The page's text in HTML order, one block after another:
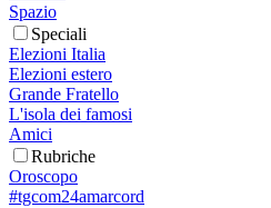
Spazio
Speciali
Elezioni Italia
Elezioni estero
Grande Fratello
L'isola dei famosi
Amici
Rubriche
Oroscopo
#tgcom24amarcord